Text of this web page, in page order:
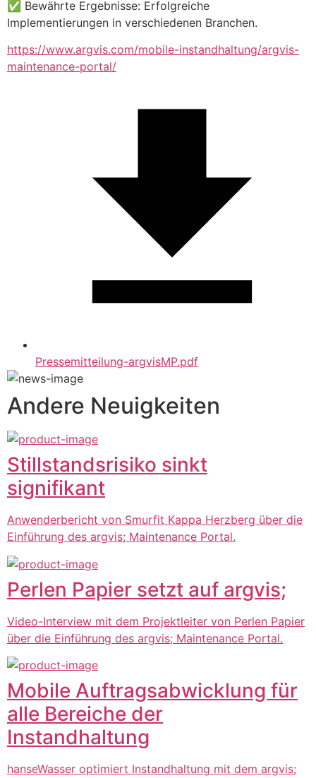
✅ Bewährte Ergebnisse: Erfolgreiche
Implementierungen in verschiedenen Branchen.
https://www.argvis.com/mobile-instandhaltung/argvis-
maintenance-portal/
Pressemitteilung-argvisMP.pdf
Andere Neuigkeiten
Stillstandsrisiko sinkt
signifikant
Anwenderbericht von Smurfit Kappa Herzberg über die
Einführung des argvis; Maintenance Portal.
Perlen Papier setzt auf argvis;
Video-Interview mit dem Projektleiter von Perlen Papier
über die Einführung des argvis; Maintenance Portal.
Mobile Auftragsabwicklung für
alle Bereiche der
Instandhaltung
hanseWasser optimiert Instandhaltung mit dem argvis;